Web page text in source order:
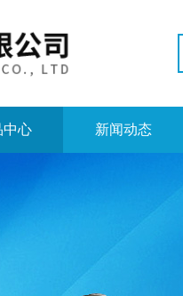
中心 新闻动态